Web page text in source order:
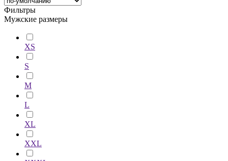
Фильтры
Мужские размеры
XS
S
M
L
XL
XXL